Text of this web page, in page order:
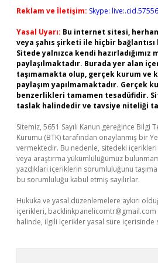
Reklam ve İletişim: Skype:
Yasal Uyarı: Bu internet sitesi,
veya şahıs şirketi ile hiçbir
Sitede yalnızca kendi hazırladığımız
paylaşılmaktadır. Burada yer alan
taşımamakta olup, gerçek kurum ve
paylaşım yapılmamaktadır. Gerçek
benzerlikleri tamamen tesadüfidir.
taslak halindedir ve tavsiye niteliği
Sitemiz, 5651 Sayılı Kanun gereğince Bilgi
Kurumu (BTK) tarafından onaylanmış bir
vermektedir. Bu nedenle, sitedeki
veya araştırma yükümlülüğümüz
yazdıkları içeriklerin sorumluluğunu
bu sorumluluğu kabul etmiş sayılırlar.
Hukuka ve yasal düzenlemelere aykırı
içerikleri, backlinkpanelicomtr@gmail.com
halinde, ilgili içerikler yasal süre içerisinde